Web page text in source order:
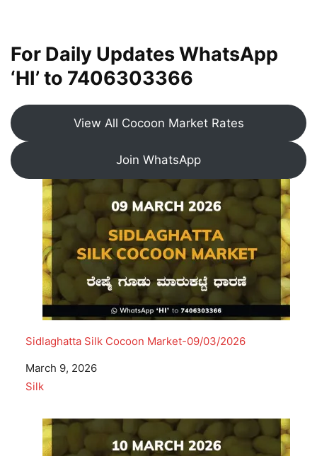
For Daily Updates WhatsApp
‘HI’ to 7406303366
View All Cocoon Market Rates
Join WhatsApp
Sidlaghatta Silk Cocoon Market-09/03/2026
Date
March 9, 2026
In relation to
Silk